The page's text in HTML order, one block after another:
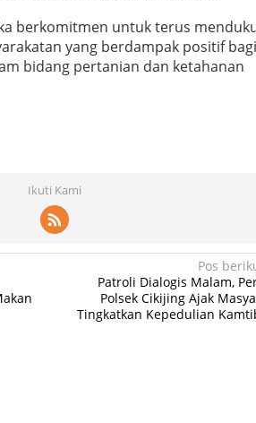
berkomitmen untuk terus
yang berdampak positif bagi
bidang pertanian dan ketahanan
Ikuti Kami
Pos
Patroli Dialogis Malam,
Polsek Cikijing Ajak
Tingkatkan Kepedulian